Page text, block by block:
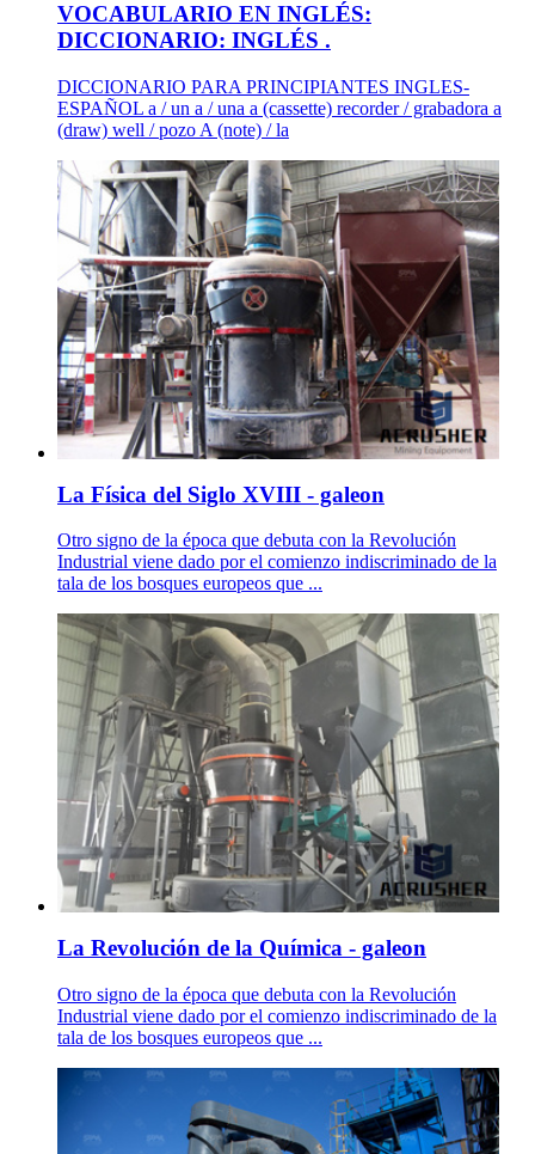
VOCABULARIO EN INGLÉS:
DICCIONARIO: INGLÉS .
DICCIONARIO PARA PRINCIPIANTES INGLES-
ESPAÑOL a / un a / una a (cassette) recorder / grabadora a
(draw) well / pozo A (note) / la
La Física del Siglo XVIII - galeon
Otro signo de la época que debuta con la Revolución
Industrial viene dado por el comienzo indiscriminado de la
tala de los bosques europeos que ...
La Revolución de la Química - galeon
Otro signo de la época que debuta con la Revolución
Industrial viene dado por el comienzo indiscriminado de la
tala de los bosques europeos que ...